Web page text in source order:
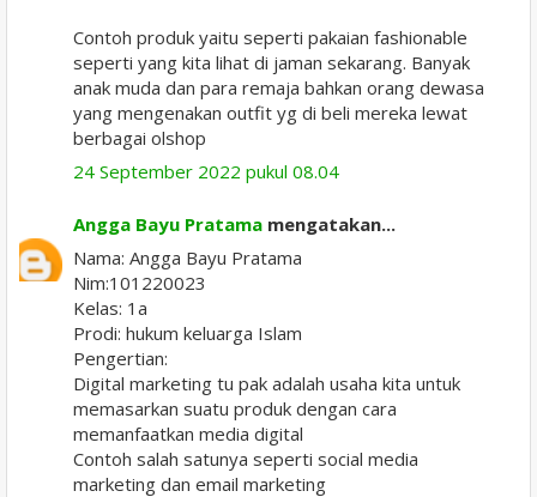
Contoh produk yaitu seperti pakaian fashionable
seperti yang kita lihat di jaman sekarang. Banyak
anak muda dan para remaja bahkan orang dewasa
yang mengenakan outfit yg di beli mereka lewat
berbagai olshop
24 September 2022 pukul 08.04
Angga Bayu Pratama mengatakan...
Nama: Angga Bayu Pratama
Nim:101220023
Kelas: 1a
Prodi: hukum keluarga Islam
Pengertian:
Digital marketing tu pak adalah usaha kita untuk
memasarkan suatu produk dengan cara
memanfaatkan media digital
Contoh salah satunya seperti social media
marketing dan email marketing